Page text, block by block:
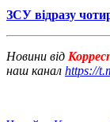
ЗСУ відразу
Новини від
наш канал https://